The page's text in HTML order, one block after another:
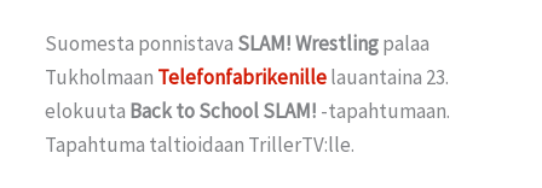
Suomesta ponnistava SLAM! Wrestlingpalaa
Tukholmaan Telefonfabrikenillelauantaina 23.
elokuuta Back to School SLAM! -tapahtumaan.
Tapahtuma taltioidaan TrillerTV:lle.